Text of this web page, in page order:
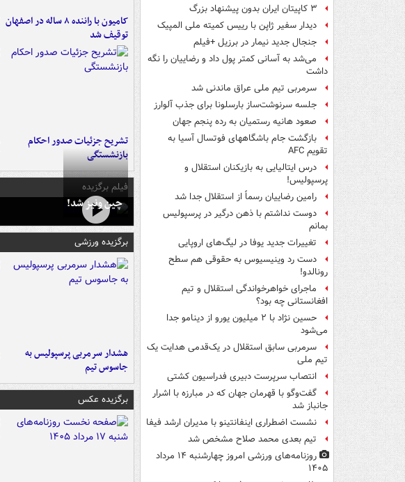
۳ کاپیتان ایران بدون پیشنهاد بزرگ
دیدار سفیر ژاپن با رییس کمیته ملی المپیک
جنجال جدید نیمار در برزیل +فیلم
می‌شد به آسانی کمتر پول داد و رضاییان را نگه
داشت
سرمربی تیم ملی عراق ماندنی شد
جلسه سرنوشت‌ساز بارسلونا برای جذب آلوارز
صعود هانیه رستمیان به رده پنجم جهان
بازگشت جام باشگاههای فوتسال آسیا به
تقویم AFC
درس ایتالیایی‌ به بازیکنان استقلال و
پرسپولیس!
رامین رضاییان رسماً از استقلال جدا شد
دوست نداشتم با ذهن درگیر در پرسپولیس
بمانم
تغییرات جدید یوفا در لیگ‌های اروپایی
دست رد وینیسیوس به حقوقی هم سطح
رونالدو!
ماجرای خواهرخواندگی استقلال و تیم
افغانستانی چه بود؟
حسین نژاد با ۲ میلیون یورو از دینامو جدا
می‌شود
سرمربی سابق استقلال در یک‌قدمی هدایت یک
تیم ملی
انتصاب سرپرست دبیری فدراسیون کشتی
گفت‌وگو با قهرمان جهان که در مبارزه با اشرار
جانباز شد
نشست اضطراری اینفانتینو با مدیران ارشد فیفا
تیم بعدی محمد صلاح مشخص شد
روزنامه‌های ورزشی امروز چهارشنبه ۱۴ مرداد
۱۴۰۵
کامیون با راننده ۸ ساله در اصفهان
توقیف شد
تشریح جزئیات صدور احکام
بازنشستگی
فیلم برگزیده
چین ونیز شد!
برگزیده ورزشی
هشدار سرمربی پرسپولیس به
جاسوس تیم
برگزیده عکس